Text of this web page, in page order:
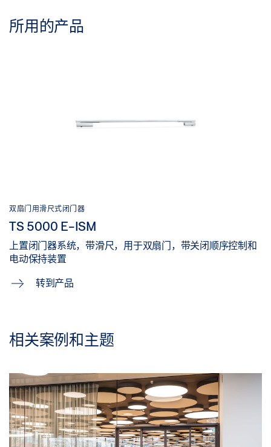
所用的产品
双扇门用滑尺式闭门器
TS 5000 E-ISM
上置闭门器系统，带滑尺，用于双扇门，带关闭顺序控制和
电动保持装置
转到产品
相关案例和主题